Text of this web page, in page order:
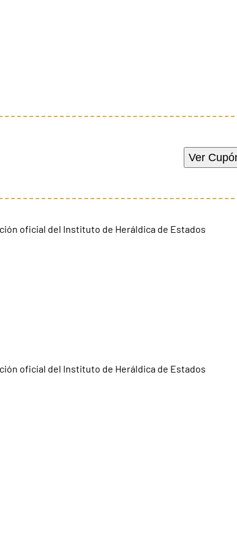
Ver
oficial del Instituto de Heráldica de Estados
oficial del Instituto de Heráldica de Estados